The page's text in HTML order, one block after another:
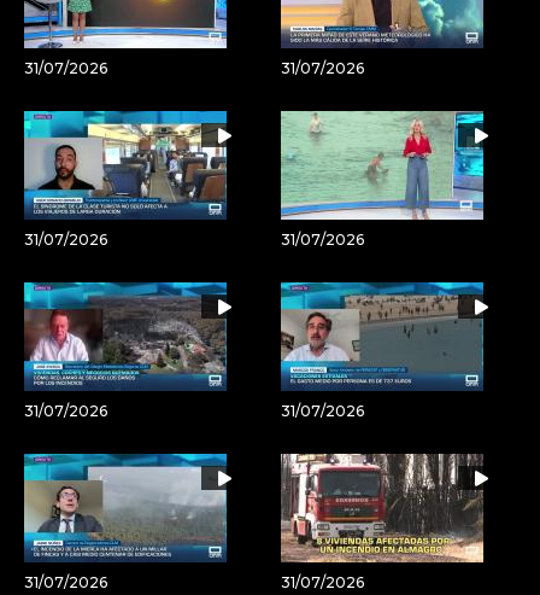
31/07/2026 31/07/2026
31/07/2026 31/07/2026
31/07/2026 31/07/2026
31/07/2026 31/07/2026